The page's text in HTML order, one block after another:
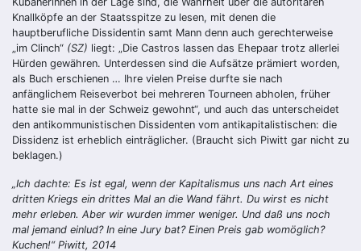
Knallköpfe an der Staatsspitze zu lesen, mit denen die
hauptberufliche Dissidentin samt Mann denn auch gerechterweise
„im Clinch“ (SZ) liegt: „Die Castros lassen das Ehepaar trotz allerlei
Hürden gewähren. Unterdessen sind die Aufsätze prämiert worden,
als Buch erschienen … Ihre vielen Preise durfte sie nach
anfänglichem Reiseverbot bei mehreren Tourneen abholen, früher
hatte sie mal in der Schweiz gewohnt“, und auch das unterscheidet
den antikommunistischen Dissidenten vom antikapitalistischen: die
Dissidenz ist erheblich einträglicher. (Braucht sich Piwitt gar nicht zu
beklagen.)
„Ich dachte: Es ist egal, wenn der Kapitalismus uns nach Art eines
dritten Kriegs ein drittes Mal an die Wand fährt. Du wirst es nicht
mehr erleben. Aber wir wurden immer weniger. Und daß uns noch
mal jemand einlud? In eine Jury bat? Einen Preis gab womöglich?
Kuchen!“ Piwitt, 2014